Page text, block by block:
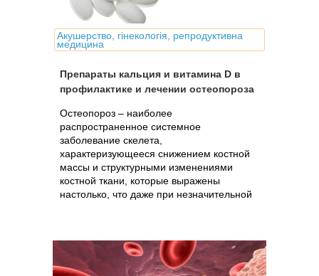
Акушерство, гінекологія, репродуктивна
медицина
Препараты кальция и витамина D в
профилактике и лечении остеопороза
Остеопороз – наиболее
распространенное системное
заболевание скелета,
характеризующееся снижением костной
массы и структурными изменениями
костной ткани, которые выражены
настолько, что даже при незначительной